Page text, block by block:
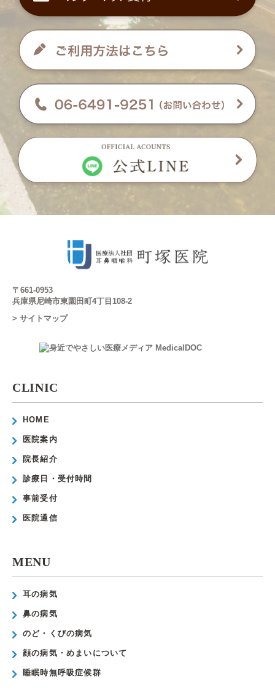
〒661-0953
兵庫県尼崎市東園田町4丁目108-2
> サイトマップ
CLINIC
HOME
医院案内
院長紹介
診療日・受付時間
事前受付
医院通信
MENU
耳の病気
鼻の病気
のど・くびの病気
顔の病気・めまいについて
睡眠時無呼吸症候群